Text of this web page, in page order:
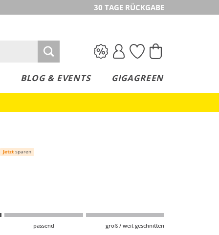
30 TAGE RÜCKGABE
BLOG & EVENTS GIGAGREEN
Jetzt sparen
passend groß / weit geschnitten